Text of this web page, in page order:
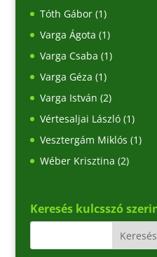
Tóth Gábor(1)
Varga Ágota (1)
Varga Csaba (1)
Varga Géza (1)
Varga István (2)
Vértesaljai László(1)
Vesztergám Miklós (1)
Wéber Krisztina (2)
Keresés kulcsszó